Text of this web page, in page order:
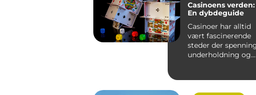
Casinoens verden:
En dybdeguide
Casinoer har alltid
vært fascinerende
steder der
underholdning og